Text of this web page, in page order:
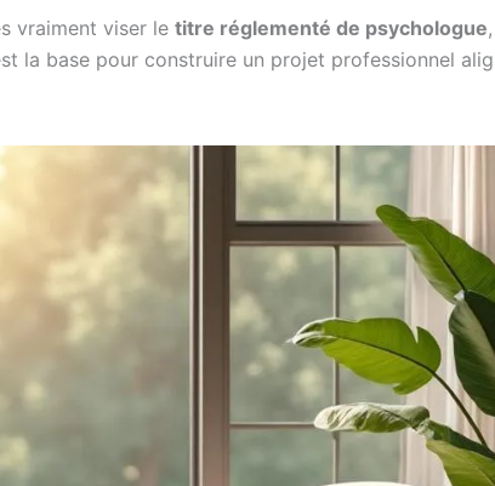
vraiment viser le titre réglementé de psychologue
la base pour construire un projet professionnel